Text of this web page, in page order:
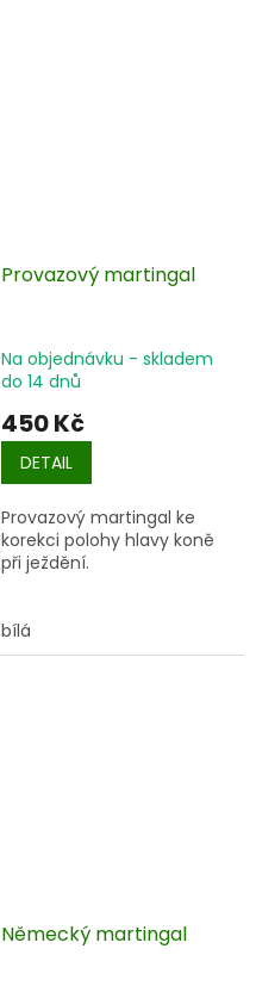
Provazový martingal
Na objednávku - skladem
do 14 dnů
450 Kč
DETAIL
Provazový martingal ke
korekci polohy hlavy koně
při ježdění.
bílá
Německý martingal